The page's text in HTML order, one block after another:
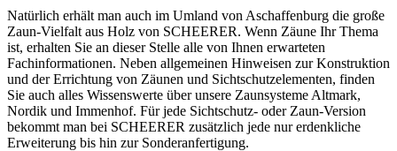
Natürlich erhält man auch im Umland von Aschaffenburg die große
Zaun-Vielfalt aus Holz von SCHEERER. Wenn Zäune Ihr Thema
ist, erhalten Sie an dieser Stelle alle von Ihnen erwarteten
Fachinformationen. Neben allgemeinen Hinweisen zur Konstruktion
und der Errichtung von Zäunen und Sichtschutzelementen, finden
Sie auch alles Wissenswerte über unsere Zaunsysteme Altmark,
Nordik und Immenhof. Für jede Sichtschutz- oder Zaun-Version
bekommt man bei SCHEERER zusätzlich jede nur erdenkliche
Erweiterung bis hin zur Sonderanfertigung.